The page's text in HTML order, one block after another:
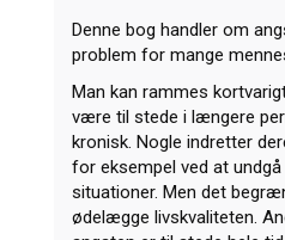
Denne bog handler om
problem for mange
Man kan rammes
være til stede i længere
kronisk. Nogle indretter
for eksempel ved at
situationer. Men det
ødelægge livskvaliteten.